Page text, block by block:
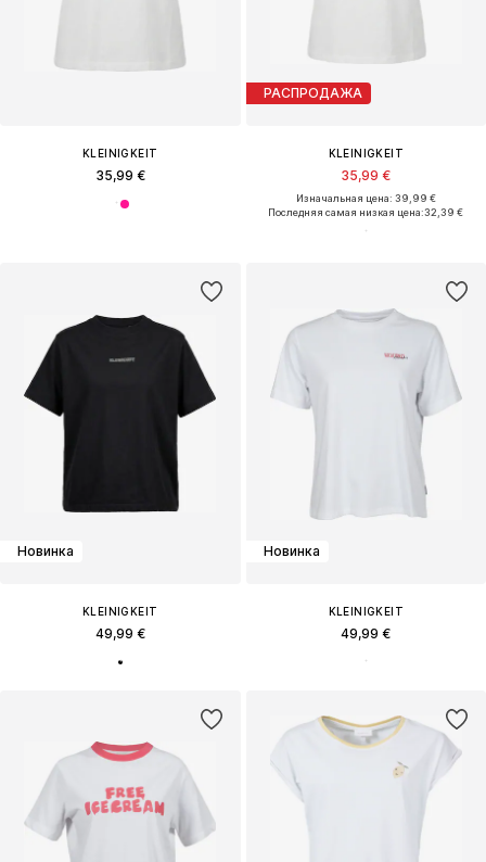
KLEINIGKEIT
35,99 €
РАСПРОДАЖА
KLEINIGKEIT
35,99 €
Изначальная цена: 39,99 €
Последняя самая низкая цена:32,39 €
Новинка
KLEINIGKEIT
49,99 €
Новинка
KLEINIGKEIT
49,99 €